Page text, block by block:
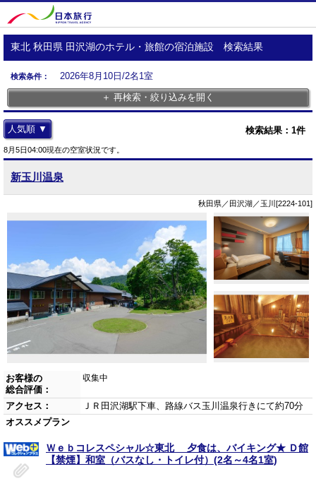
東北 秋田県 田沢湖のホテル・旅館の宿泊施設 検索結果
検索条件：
2026年8月10日/2名1室
＋ 再検索・絞り込みを開く
検索結果： 1件
人気順 ▼
8月5日04:00現在の空室状況です。
新玉川温泉
秋田県／田沢湖／玉川[2224-101]
お客様の
総合評価：
収集中
アクセス：
ＪＲ田沢湖駅下車、路線バス玉川温泉行きにて約70分
オススメプラン
Ｗｅｂコレスペシャル☆東北 夕食は、バイキング★ Ｄ館
【禁煙】和室（バスなし・トイレ付）(2名～4名1室)